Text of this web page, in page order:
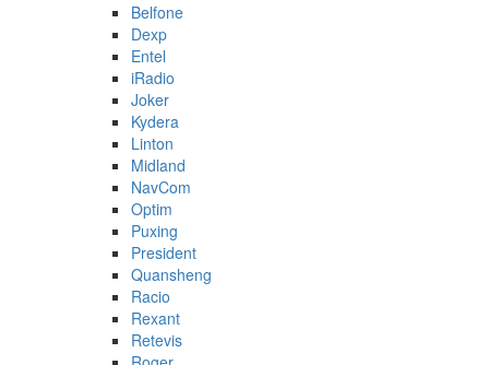
Belfone
Dexp
Entel
iRadio
Joker
Kydera
Linton
Midland
NavCom
Optim
Puxing
President
Quansheng
Racio
Rexant
Retevis